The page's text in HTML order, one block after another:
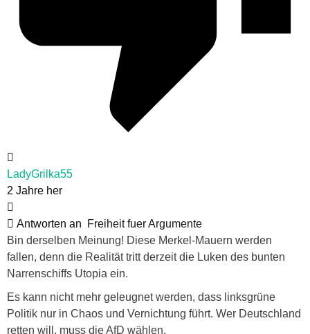
LadyGrilka55
2 Jahre her
Antworten an
Freiheit fuer Argumente
Bin derselben Meinung! Diese Merkel-Mauern werden
fallen, denn die Realität tritt derzeit die Luken des bunten
Narrenschiffs Utopia ein.
Es kann nicht mehr geleugnet werden, dass linksgrüne
Politik nur in Chaos und Vernichtung führt. Wer Deutschland
retten will, muss die AfD wählen.